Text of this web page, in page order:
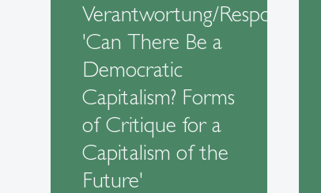
Verantwortung/Responsibilty:
'Can There Be a
Democratic
Capitalism? Forms
of Critique for a
Capitalism of the
Future'